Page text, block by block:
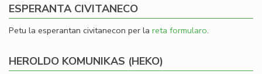
ESPERANTA CIVITANECO
Petu la esperantan civitanecon per la reta formularo.
HEROLDO KOMUNIKAS (HEKO)